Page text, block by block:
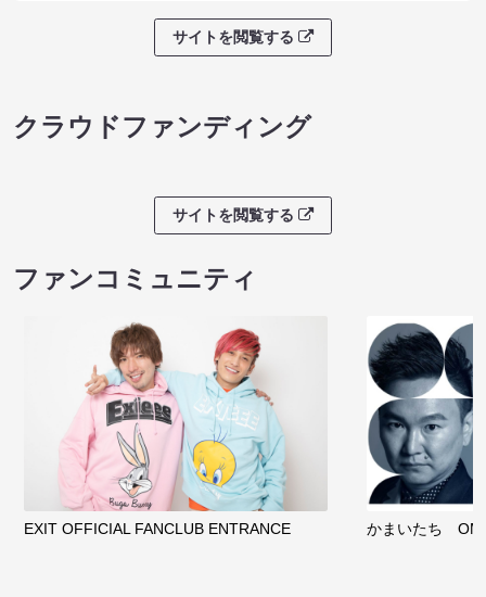
サイトを閲覧する
クラウドファンディング
サイトを閲覧する
ファンコミュニティ
EXIT OFFICIAL FANCLUB ENTRANCE かまいたち